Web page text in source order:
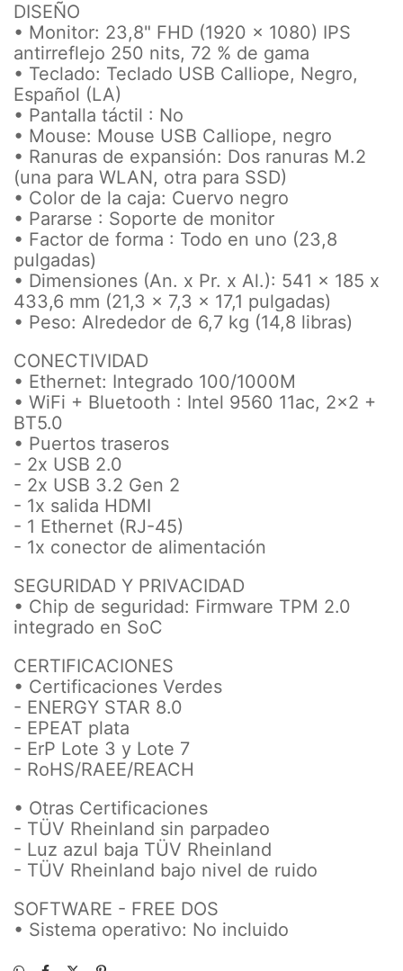
DISEÑO
• Monitor: 23,8" FHD (1920 x 1080) IPS
antirreflejo 250 nits, 72 % de gama
• Teclado: Teclado USB Calliope, Negro,
Español (LA)
• Pantalla táctil : No
• Mouse: Mouse USB Calliope, negro
• Ranuras de expansión: Dos ranuras M.2
(una para WLAN, otra para SSD)
• Color de la caja: Cuervo negro
• Pararse : Soporte de monitor
• Factor de forma : Todo en uno (23,8
pulgadas)
• Dimensiones (An. x Pr. x Al.): 541 x 185 x
433,6 mm (21,3 x 7,3 x 17,1 pulgadas)
• Peso: Alrededor de 6,7 kg (14,8 libras)
CONECTIVIDAD
• Ethernet: Integrado 100/1000M
• WiFi + Bluetooth : Intel 9560 11ac, 2x2 +
BT5.0
• Puertos traseros
- 2x USB 2.0
- 2x USB 3.2 Gen 2
- 1x salida HDMI
- 1 Ethernet (RJ-45)
- 1x conector de alimentación
SEGURIDAD Y PRIVACIDAD
• Chip de seguridad: Firmware TPM 2.0
integrado en SoC
CERTIFICACIONES
• Certificaciones Verdes
- ENERGY STAR 8.0
- EPEAT plata
- ErP Lote 3 y Lote 7
- RoHS/RAEE/REACH
• Otras Certificaciones
- TÜV Rheinland sin parpadeo
- Luz azul baja TÜV Rheinland
- TÜV Rheinland bajo nivel de ruido
SOFTWARE - FREE DOS
• Sistema operativo: No incluido